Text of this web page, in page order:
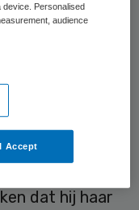
heilzame
heeft
dat hij haar
device. Personalised
audience
I Accept